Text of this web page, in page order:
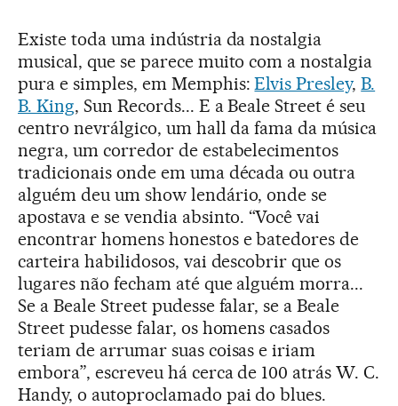
Existe toda uma indústria da nostalgia
musical, que se parece muito com a nostalgia
pura e simples, em Memphis:Elvis Presley,B.
B. King, Sun Records... E a Beale Street é seu
centro nevrálgico, um hall da fama da música
negra, um corredor de estabelecimentos
tradicionais onde em uma década ou outra
alguém deu um show lendário, onde se
apostava e se vendia absinto. “Você vai
encontrar homens honestos e batedores de
carteira habilidosos, vai descobrir que os
lugares não fecham até que alguém morra...
Se a Beale Street pudesse falar, se a Beale
Street pudesse falar, os homens casados
teriam de arrumar suas coisas e iriam
embora”, escreveu há cerca de 100 atrás W. C.
Handy, o autoproclamado pai do blues.